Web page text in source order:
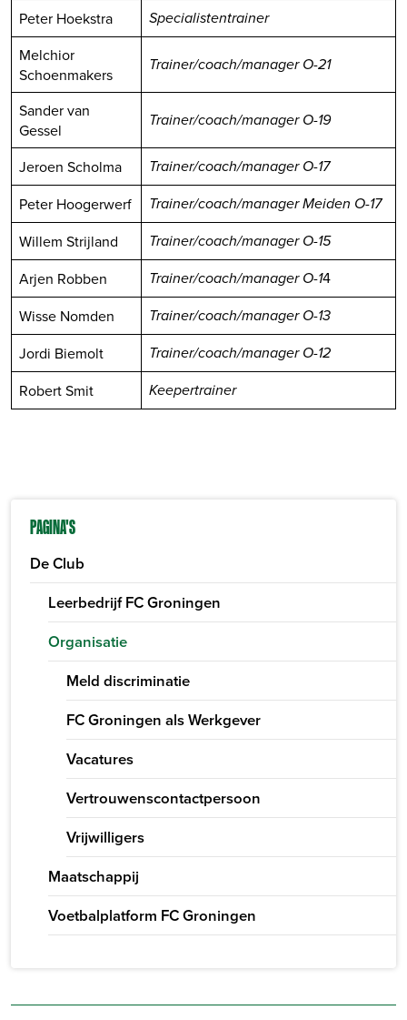
PAGINA'S
De Club
Leerbedrijf FC Groningen
Organisatie
Meld discriminatie
FC Groningen als Werkgever
Vacatures
Vertrouwenscontactpersoon
Vrijwilligers
Maatschappij
Voetbalplatform FC Groningen
Peter Hoekstra Specialistentrainer
Melchior
Schoenmakers
Trainer/coach/manager O-21
Sander van
Gessel
Trainer/coach/manager O-19
Jeroen Scholma Trainer/coach/manager O-17
Peter Hoogerwerf Trainer/coach/manager Meiden O-17
Willem Strijland Trainer/coach/manager O-15
Arjen Robben Trainer/coach/manager O-14
Wisse Nomden
Trainer/coach/manager O-13
Jordi Biemolt Trainer/coach/manager O-12
Robert Smit Keepertrainer